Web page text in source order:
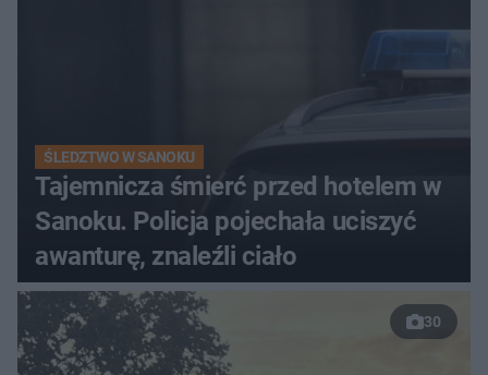
ŚLEDZTWO W SANOKU
Tajemnicza śmierć przed hotelem w
Sanoku. Policja pojechała uciszyć
awanturę, znaleźli ciało
30